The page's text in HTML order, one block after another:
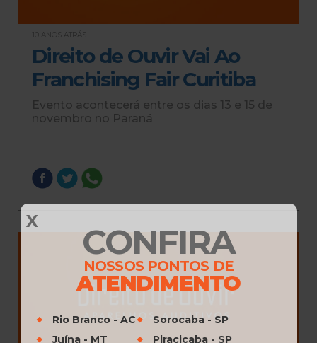
X
CONFIRA
NOSSOS PONTOS DE
ATENDIMENTO
Rio Branco - AC
Juína - MT
Sorocaba - SP
Piracicaba - SP
10 ANOS ATRÁS
Direito de Ouvir Vai Ao
Franchising Fair Curitiba
Evento acontecerá entre os dias 13 e 15 de
novembro no Paraná